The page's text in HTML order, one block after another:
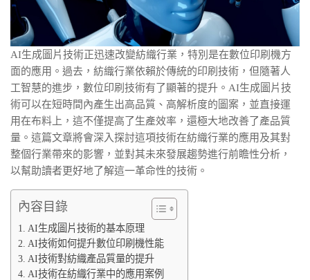
AI生成圖片技術正迅速改變紡織行業，特別是在數位印刷機方
面的應用。過去，紡織行業依賴於傳統的印刷技術，但隨著人
工智慧的進步，數位印刷技術有了顯著的提升。AI生成圖片技
術可以在短時間內產生出高品質、高解析度的圖案，並直接運
用在布料上，這不僅提高了生產效率，還極大地改善了產品質
量。這篇文章將會深入探討這項技術在紡織行業的應用及其對
整個行業帶來的影響，並對其未來發展趨勢進行前瞻性分析，
以幫助讀者更好地了解這一革命性的技術。
內容目錄
AI生成圖片技術的基本原理
AI技術如何提升數位印刷機性能
AI技術對紡織產品質量的提升
AI技術在紡織行業中的應用案例